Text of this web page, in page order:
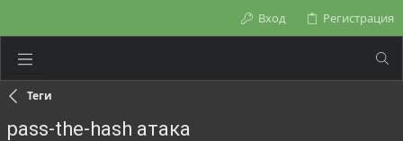
Вход Регистрация
Теги
pass-the-hash атака